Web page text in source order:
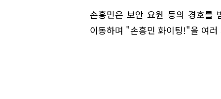
손흥민은 보안 요원 등의 경호를
이동하며 "손흥민 화이팅!"을 여